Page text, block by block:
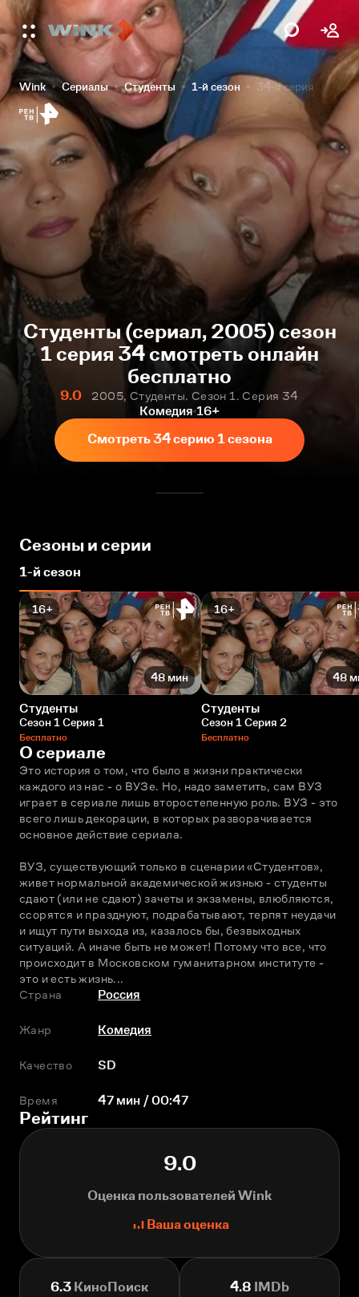
Wink Сериалы Студенты 1-й сезон 34-я серия
Студенты (сериал, 2005) сезон
1 серия 34 смотреть онлайн
бесплатно
9.0
2005, Студенты. Сезон 1. Серия 34
Комедия 16+
Смотреть 34 серию 1 сезона
Сезоны и серии
1-й сезон
16+
48 мин
Студенты
Сезон 1 Серия 1
Бесплатно
16+
48
Студенты
Сезон 1 Серия 2
Бесплатно
О сериале
Это история о том, что было в жизни практически
каждого из нас - о ВУЗе. Но, надо заметить, сам ВУЗ
играет в сериале лишь второстепенную роль. ВУЗ - это
всего лишь декорации, в которых разворачивается
основное действие сериала.
ВУЗ, существующий только в сценарии «Студентов»,
живет нормальной академической жизнью - студенты
сдают (или не сдают) зачеты и экзамены, влюбляются,
ссорятся и празднуют, подрабатывают, терпят неудачи
и ищут пути выхода из, казалось бы, безвыходных
ситуаций. А иначе быть не может! Потому что все, что
происходит в Московском гуманитарном институте -
это и есть жизнь...
Страна
Россия
Жанр Комедия
Качество SD
Время 47 мин / 00:47
Рейтинг
9.0
Оценка пользователей Wink
Ваша оценка
6.3 КиноПоиск 4.8 IMDb